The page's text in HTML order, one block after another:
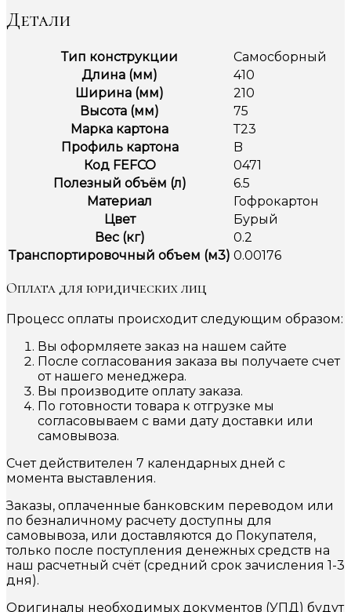
Детали
Тип конструкции
Самосборный
Длина (мм)
410
Ширина (мм)
210
Высота (мм)
75
Марка картона
Т23
Профиль картона
B
Код FEFCO
0471
Полезный объём (л)
6.5
Материал
Гофрокартон
Цвет
Бурый
Вес (кг)
0.2
Транспортировочный объем (м3) 0.00176
Оплата для юридических лиц
Процесс оплаты происходит следующим образом:
Вы оформляете заказ на нашем сайте
После согласования заказа вы получаете счет
от нашего менеджера.
Вы производите оплату заказа.
По готовности товара к отгрузке мы
согласовываем с вами дату доставки или
самовывоза.
Счет действителен 7 календарных дней с
момента выставления.
Заказы, оплаченные банковским переводом или
по безналичному расчету доступны для
самовывоза, или доставляются до Покупателя,
только после поступления денежных средств на
наш расчетный счёт (средний срок зачисления 1-3
дня).
Оригиналы необходимых документов (УПД) будут